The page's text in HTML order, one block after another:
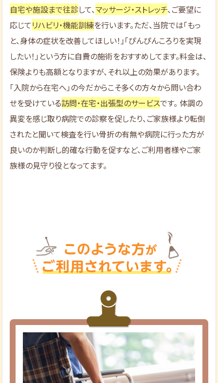
自宅や施設まで往診して、マッサージ・ストレッチ、ご要望に
応じてリハビリ・機能訓練を行います。ただ、当院では「もっ
と、身体の症状を改善してほしい！」「ぴんぴんころりを実現
したい！」という方に自費の施術をおすすめしてます。料金は、
保険よりも高額となりますが、それ以上の効果があります。
「入院から在宅へ」の今だからこそ多くの方々から問い合わ
せを受けている訪問・在宅・出張型のサービスです。 体調の
異変を感じ取り病院での診察を促したり、ご家族様より転倒
されたと聞いて検査を行い骨折の有無や病院に行った方が
良いのか判断し的確な行動を促すなど、ご利用者様やご家
族様の見守り役となってます。